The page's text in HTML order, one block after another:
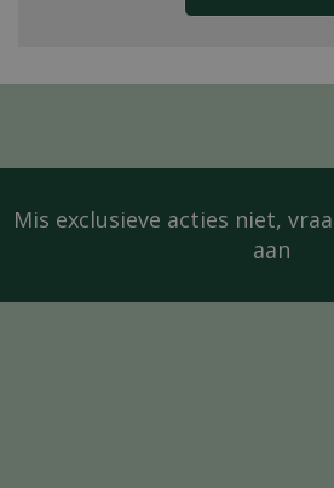
Mis exclusieve acties niet,
aan